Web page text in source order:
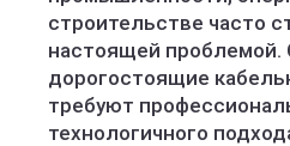
строительстве часто
настоящей проблемой.
дорогостоящие
требуют
технологичного